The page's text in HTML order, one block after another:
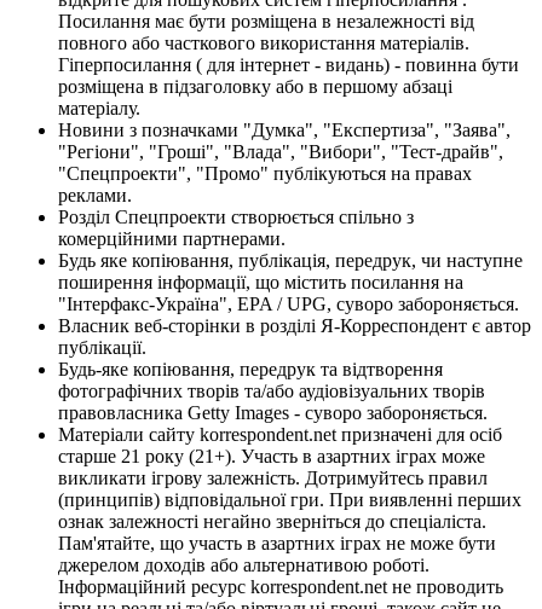
Посилання має бути розміщена в незалежності від
повного або часткового використання матеріалів.
Гіперпосилання ( для інтернет - видань) - повинна бути
розміщена в підзаголовку або в першому абзаці
матеріалу.
Новини з позначками "Думка", "Експертиза", "Заява",
"Регіони", "Гроші", "Влада", "Вибори", "Тест-драйв",
"Спецпроекти", "Промо" публікуються на правах
реклами.
Розділ Спецпроекти створюється спільно з
комерційними партнерами.
Будь яке копіювання, публікація, передрук, чи наступне
поширення інформації, що містить посилання на
"Інтерфакс-Україна", EPA / UPG, суворо забороняється.
Власник веб-сторінки в розділі Я-Корреспондент є автор
публікації.
Будь-яке копіювання, передрук та відтворення
фотографічних творів та/або аудіовізуальних творів
правовласника Getty Images - суворо забороняється.
Матеріали сайту korrespondent.net призначені для осіб
старше 21 року (21+). Участь в азартних іграх може
викликати ігрову залежність. Дотримуйтесь правил
(принципів) відповідальної гри. При виявленні перших
ознак залежності негайно зверніться до спеціаліста.
Пам'ятайте, що участь в азартних іграх не може бути
джерелом доходів або альтернативою роботі.
Інформаційний ресурс korrespondent.net не проводить